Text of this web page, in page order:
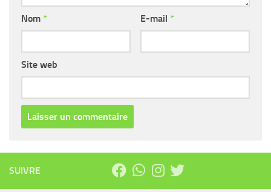
Nom * E-mail *
Site web
SUIVRE